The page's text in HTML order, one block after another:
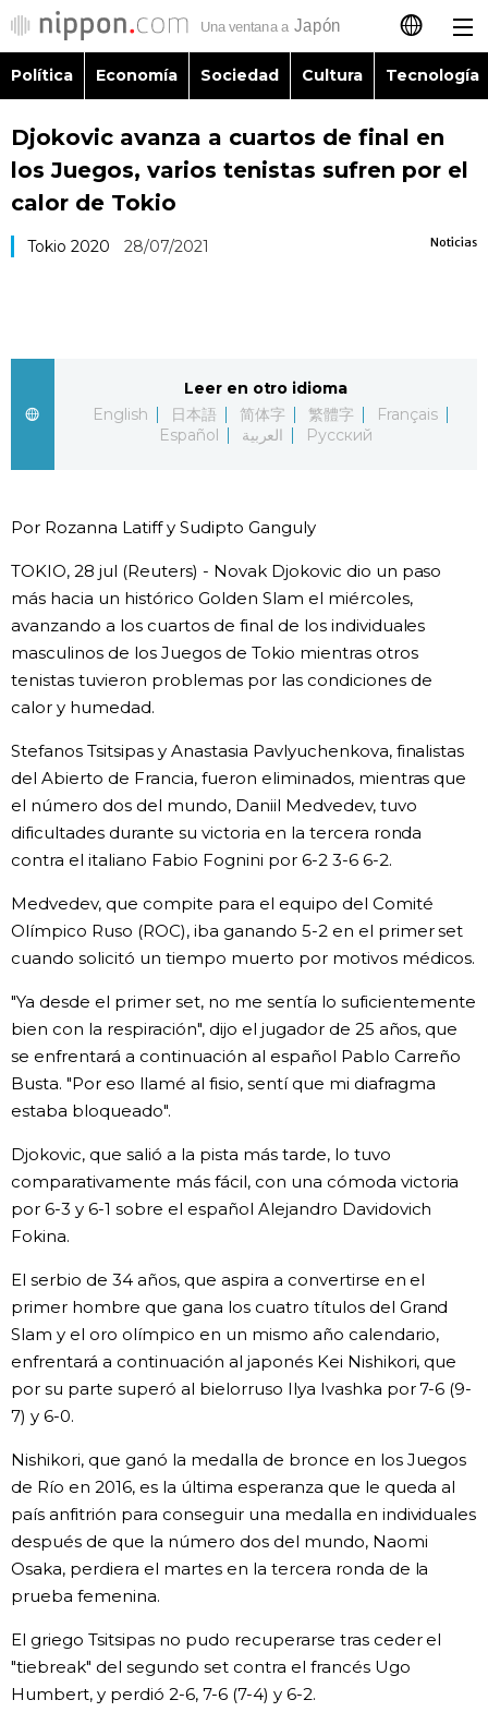
日本語
English
Русский
Política
Vida
Guía de Japón
Vídeos e imágenes
En profundidad
Más
Noticias
Datos de Japón
Fragmentos de Japón
Blog
Avisos
official SNS
Política Economía Sociedad Cultura Tecnología
Djokovic avanza a cuartos de final en
los Juegos, varios tenistas sufren por el
calor de Tokio
Noticias
Tokio 2020 28/07/2021
Leer en otro idioma
English
日本語 简体字 繁體字
Français
Español
العربية Русский
Por Rozanna Latiff y Sudipto Ganguly
TOKIO, 28 jul (Reuters) - Novak Djokovic dio un paso
más hacia un histórico Golden Slam el miércoles,
avanzando a los cuartos de final de los individuales
masculinos de los Juegos de Tokio mientras otros
tenistas tuvieron problemas por las condiciones de
calor y humedad.
Stefanos Tsitsipas y Anastasia Pavlyuchenkova, finalistas
del Abierto de Francia, fueron eliminados, mientras que
el número dos del mundo, Daniil Medvedev, tuvo
dificultades durante su victoria en la tercera ronda
contra el italiano Fabio Fognini por 6-2 3-6 6-2.
Medvedev, que compite para el equipo del Comité
Olímpico Ruso (ROC), iba ganando 5-2 en el primer set
cuando solicitó un tiempo muerto por motivos médicos.
"Ya desde el primer set, no me sentía lo suficientemente
bien con la respiración", dijo el jugador de 25 años, que
se enfrentará a continuación al español Pablo Carreño
Busta. "Por eso llamé al fisio, sentí que mi diafragma
estaba bloqueado".
Djokovic, que salió a la pista más tarde, lo tuvo
comparativamente más fácil, con una cómoda victoria
por 6-3 y 6-1 sobre el español Alejandro Davidovich
Fokina.
El serbio de 34 años, que aspira a convertirse en el
primer hombre que gana los cuatro títulos del Grand
Slam y el oro olímpico en un mismo año calendario,
enfrentará a continuación al japonés Kei Nishikori, que
por su parte superó al bielorruso Ilya Ivashka por 7-6 (9-
7) y 6-0.
Nishikori, que ganó la medalla de bronce en los Juegos
de Río en 2016, es la última esperanza que le queda al
país anfitrión para conseguir una medalla en individuales
después de que la número dos del mundo, Naomi
Osaka, perdiera el martes en la tercera ronda de la
prueba femenina.
El griego Tsitsipas no pudo recuperarse tras ceder el
"tiebreak" del segundo set contra el francés Ugo
Humbert, y perdió 2-6, 7-6 (7-4) y 6-2.